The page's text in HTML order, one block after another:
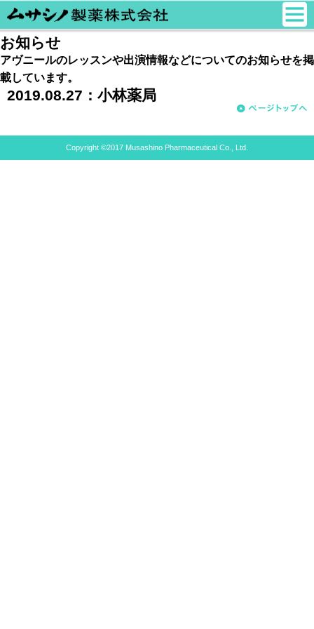
お知らせ
アヴニールのレッスンや出演情報などについてのお知らせを掲
載しています。
2019.08.27： 小林薬局
Copyright ©2017 Musashino Pharmaceutical Co., Ltd.